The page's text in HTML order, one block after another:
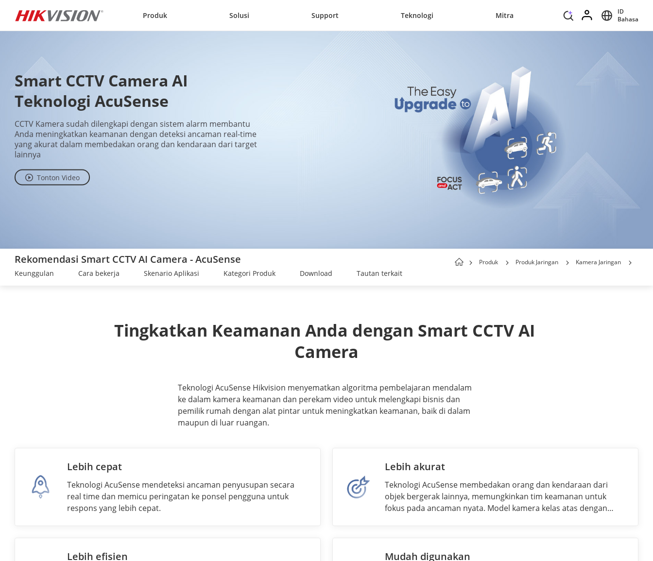
Produk Solusi Support Teknologi Mitra
ID
Bahasa
Smart CCTV Camera AI
Teknologi AcuSense
CCTV Kamera sudah dilengkapi dengan sistem alarm membantu
Anda meningkatkan keamanan dengan deteksi ancaman real-time
yang akurat dalam membedakan orang dan kendaraan dari target
lainnya
Tonton Video
Rekomendasi Smart CCTV AI Camera - AcuSense Produk Produk Jaringan Kamera Jaringan
Keunggulan Cara bekerja Skenario Aplikasi Kategori Produk Download Tautan terkait
Tingkatkan Keamanan Anda dengan Smart CCTV AI
Camera
Teknologi AcuSense Hikvision menyematkan algoritma pembelajaran mendalam
ke dalam kamera keamanan dan perekam video untuk melengkapi bisnis dan
pemilik rumah dengan alat pintar untuk meningkatkan keamanan, baik di dalam
maupun di luar ruangan.
Lebih cepat
Teknologi AcuSense mendeteksi ancaman penyusupan secara
real time dan memicu peringatan ke ponsel pengguna untuk
respons yang lebih cepat.
Lebih akurat
Teknologi AcuSense membedakan orang dan kendaraan dari
objek bergerak lainnya, memungkinkan tim keamanan untuk
fokus pada ancaman nyata. Model kamera kelas atas dengan
Lebih efisien Mudah digunakan